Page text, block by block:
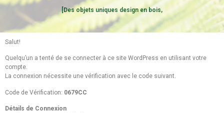
[Des objets uniques design en bois,
Salut!
Quelqu’un a tenté de se connecter à ce site WordPress en utilisant votre
compte.
La connexion nécessite une vérification avec le code suivant.
Code de Vérification: 0679CC
Détails de Connexion